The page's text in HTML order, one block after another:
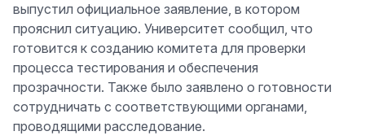
выпустил официальное заявление, в котором
прояснил ситуацию. Университет сообщил, что
готовится к созданию комитета для проверки
процесса тестирования и обеспечения
прозрачности. Также было заявлено о готовности
сотрудничать с соответствующими органами,
проводящими расследование.